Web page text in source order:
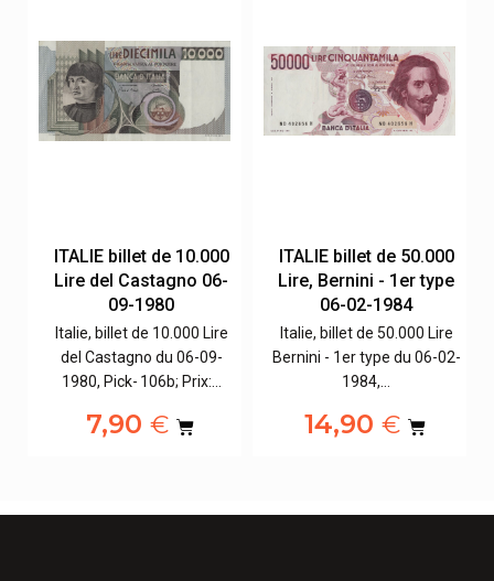
ITALIE billet de 10.000
Lire del Castagno 06-
09-1980
Italie, billet de 10.000 Lire
del Castagno du 06-09-
1980, Pick- 106b; Prix:…
7,90 €
ITALIE billet de 50.000
Lire, Bernini - 1er type
06-02-1984
Italie, billet de 50.000 Lire
Bernini - 1er type du 06-02-
1984,…
14,90 €